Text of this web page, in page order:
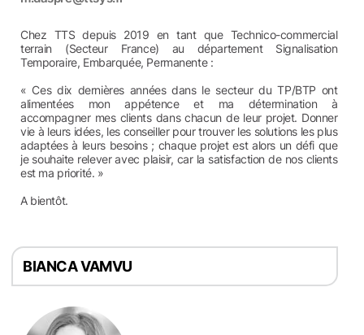
Chez TTS depuis 2019 en tant que Technico-commercial
terrain (Secteur France) au département Signalisation
Temporaire, Embarquée, Permanente :
« Ces dix dernières années dans le secteur du TP/BTP ont
alimentées mon appétence et ma détermination à
accompagner mes clients dans chacun de leur projet. Donner
vie à leurs idées, les conseiller pour trouver les solutions les plus
adaptées à leurs besoins ; chaque projet est alors un défi que
je souhaite relever avec plaisir, car la satisfaction de nos clients
est ma priorité. »
A bientôt.
BIANCA VAMVU